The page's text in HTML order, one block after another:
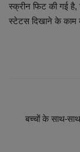
स्क्रीन फिट की गई
स्टेटस दिखाने के काम
बच्चों के साथ-